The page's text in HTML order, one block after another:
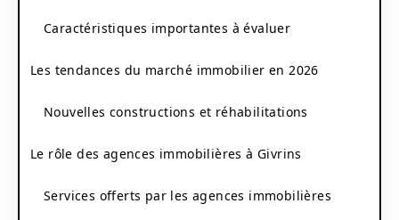
Caractéristiques importantes à évaluer
Les tendances du marché immobilier en 2026
Nouvelles constructions et réhabilitations
Le rôle des agences immobilières à Givrins
Services offerts par les agences immobilières